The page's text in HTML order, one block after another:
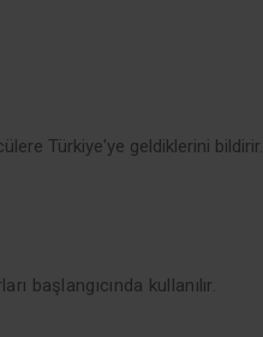
Türkiye'ye geldiklerini bildirir.
başlangıcında kullanılır.